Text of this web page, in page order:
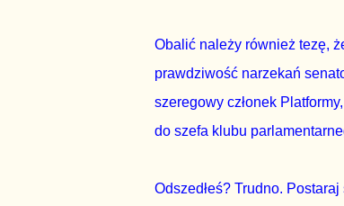
Obalić należy również tezę,
prawdziwość narzekań
szeregowy członek
do szefa klubu
Odszedłeś? Trudno.